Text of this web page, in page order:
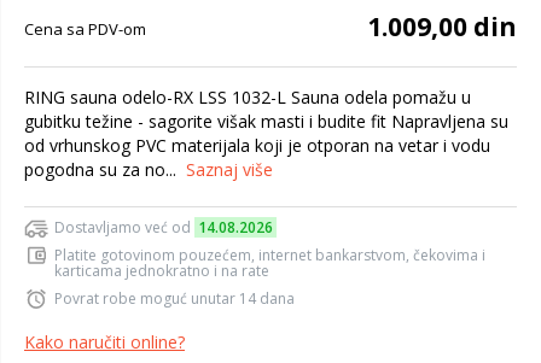
Cena sa PDV-om 1.009,00 din
RING sauna odelo-RX LSS 1032-L Sauna odela pomažu u
gubitku težine - sagorite višak masti i budite fit Napravljena su
od vrhunskog PVC materijala koji je otporan na vetar i vodu
pogodna su za no... Saznaj više
Dostavljamo već od 14.08.2026
Platite gotovinom pouzećem, internet bankarstvom, čekovima i
karticama jednokratno i na rate
Povrat robe moguć unutar 14 dana
Kako naručiti online?